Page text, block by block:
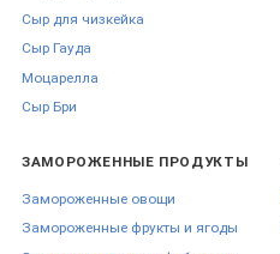
Сыр для чизкейка
Сыр Гауда
Моцарелла
Сыр Бри
ЗАМОРОЖЕННЫЕ ПРОДУКТЫ
Замороженные овощи
Замороженные фрукты и ягоды